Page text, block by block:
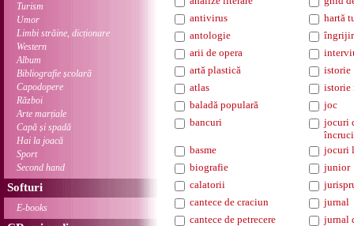
Turism
Umor
Limbi străine, dicționare
Western
Album
Bibliografie școlară
Capodopere
Război
Arte marțiale
Capă și spadă
Hai la joacă
Sport
Second hand
Softuri
E-books
antivirus
hartă
antologie
arii de opera
artă plastică
istorie
atlas
istorie
baladă populară
joc
bancuri
jocuri
basme
jocuri
biografie
junior
calatorii
cantece de craciun
jurnal
cantece de petrecere
jurnal